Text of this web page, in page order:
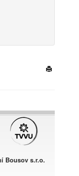
Bousov s.r.o.